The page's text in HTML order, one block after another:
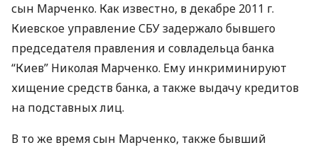
сын Марченко. Как известно, в декабре 2011 г.
Киевское управление СБУ задержало бывшего
председателя правления и совладельца банка
“Киев” Николая Марченко. Ему инкриминируют
хищение средств банка, а также выдачу кредитов
на подставных лиц.
В то же время сын Марченко, также бывший